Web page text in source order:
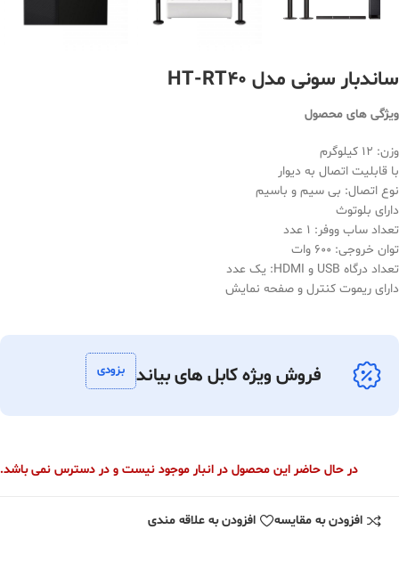
ساندبار سونی مدل HT-RT40
ویژگی های محصول
وزن: 12 کیلوگرم
با قابلیت اتصال به دیوار
نوع اتصال: بی سیم و باسیم
دارای بلوتوث
تعداد ساب ووفر: 1 عدد
توان خروجی: 600 وات
تعداد درگاه USB و HDMI: یک عدد
دارای ریموت کنترل و صفحه نمایش
فروش ویژه کابل های بیاند بزودی
در حال حاضر این محصول در انبار موجود نیست و در دسترس نمی باشد.
افزودن به مقایسه افزودن به علاقه مندی